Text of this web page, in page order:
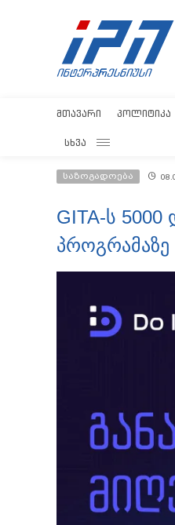
ᲛᲗᲐᲕᲐᲠᲘ ᲞᲝᲚᲘᲢᲘᲙᲐ
ᲡᲮᲕᲐ
საზოგადოება
GITA-ს 5000
პროგრამაზე